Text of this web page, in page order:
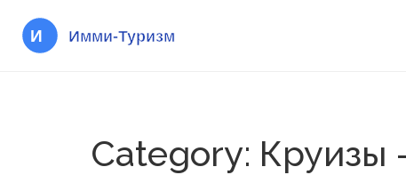
Category: Круизы